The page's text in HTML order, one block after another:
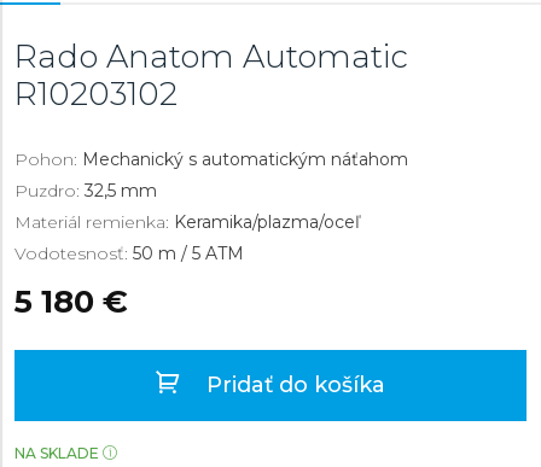
Rado Anatom Automatic
R10203102
Pohon: Mechanický s automatickým náťahom
Puzdro: 32,5 mm
Materiál remienka: Keramika/plazma/oceľ
Vodotesnosť: 50 m / 5 ATM
5 180 €
Pridať do košíka
NA SKLADE